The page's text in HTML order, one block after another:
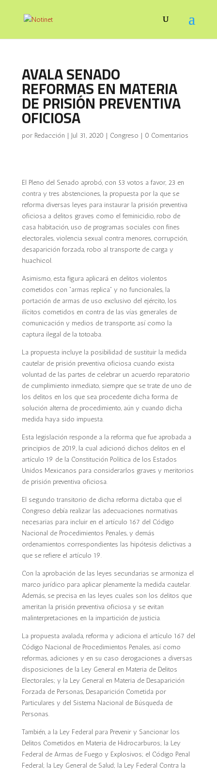
AVALA SENADO
REFORMAS EN MATERIA
DE PRISIÓN PREVENTIVA
OFICIOSA
por Redacción | Jul 31, 2020 | Congreso | 0 Comentarios
El Pleno del Senado aprobó, con 53 votos a favor, 23 en
contra y tres abstenciones, la propuesta por la que se
reforma diversas leyes para instaurar la prisión preventiva
oficiosa a delitos graves como el feminicidio, robo de
casa habitación, uso de programas sociales con fines
electorales, violencia sexual contra menores, corrupción,
desaparición forzada, robo al transporte de carga y
huachicol.
Asimismo, esta figura aplicará en delitos violentos
cometidos con “armas replica” y no funcionales, la
portación de armas de uso exclusivo del ejército, los
ilícitos cometidos en contra de las vías generales de
comunicación y medios de transporte, así como la
captura ilegal de la totoaba.
La propuesta incluye la posibilidad de sustituir la medida
cautelar de prisión preventiva oficiosa cuando exista
voluntad de las partes de celebrar un acuerdo reparatorio
de cumplimiento inmediato, siempre que se trate de uno de
los delitos en los que sea procedente dicha forma de
solución alterna de procedimiento, aún y cuando dicha
medida haya sido impuesta.
Esta legislación responde a la reforma que fue aprobada a
principios de 2019, la cual adicionó dichos delitos en el
artículo 19 de la Constitución Política de los Estados
Unidos Mexicanos para considerarlos graves y meritorios
de prisión preventiva oficiosa.
El segundo transitorio de dicha reforma dictaba que el
Congreso debía realizar las adecuaciones normativas
necesarias para incluir en el artículo 167 del Código
Nacional de Procedimientos Penales, y demás
ordenamientos correspondientes las hipótesis delictivas a
que se refiere el artículo 19.
Con la aprobación de las leyes secundarias se armoniza el
marco jurídico para aplicar plenamente la medida cautelar.
Además, se precisa en las leyes cuales son los delitos que
ameritan la prisión preventiva oficiosa y se evitan
malinterpretaciones en la impartición de justicia.
La propuesta avalada, reforma y adiciona el artículo 167 del
Código Nacional de Procedimientos Penales, así como
reformas, adiciones y en su caso derogaciones a diversas
disposiciones de la Ley General en Materia de Delitos
Electorales; y la Ley General en Materia de Desaparición
Forzada de Personas, Desaparición Cometida por
Particulares y del Sistema Nacional de Búsqueda de
Personas.
También, a la Ley Federal para Prevenir y Sancionar los
Delitos Cometidos en Materia de Hidrocarburos; la Ley
Federal de Armas de Fuego y Explosivos; el Código Penal
Federal; la Ley General de Salud; la Ley Federal Contra la